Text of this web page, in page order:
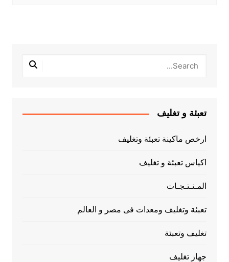
تعبئة و تغليف
ارخص ماكينة تعبئة وتغليف
اكياس تعبئة و تغليف
المـنـتـجـات
تعبئة وتغليف ومعدات فى مصر و العالم
تغليف وتعبئة
جهاز تغليف